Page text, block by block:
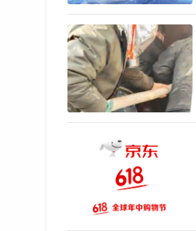
在市集上，许多像包
全介绍，原先只知道莲蓬
一朵荷花的产业链
逛完热闹的荷花市集
在山塘街的湖上，可以